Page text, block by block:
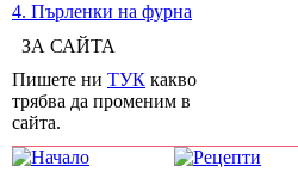
4. Пърленки на фурна
ЗА САЙТА
Пишете ни ТУК какво
трябва да променим в
сайта.